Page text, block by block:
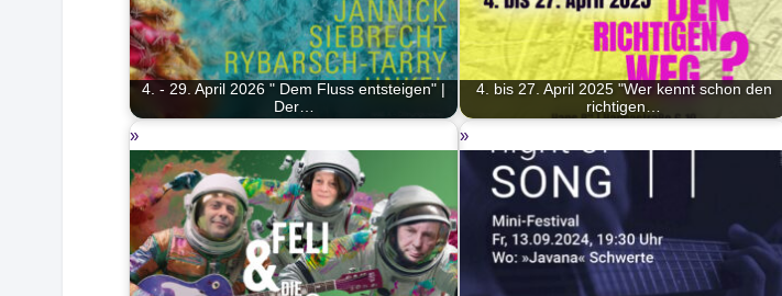
4. - 29. April 2026 " Dem Fluss entsteigen" |
Der…
4. bis 27. April 2025 "Wer kennt schon den
richtigen…